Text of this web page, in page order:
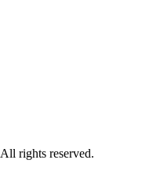
All rights reserved.